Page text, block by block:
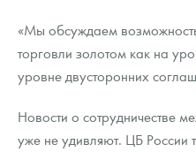
«Мы обсуждаем
торговли золотом как на
уровне двусторонних
Новости о сотрудничестве
уже не удивляют. ЦБ России